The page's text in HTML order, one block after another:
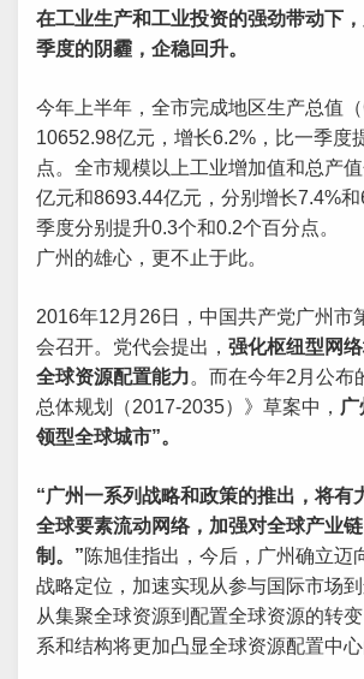
在工业生产和工业投资的强劲带动下
季度的阴霾，企稳回升。
今年上半年，全市完成地区生产总值（
10652.98亿元，增长6.2%，比一季度
点。全市规模以上工业增加值和总产
亿元和8693.44亿元，分别增长7.4%
季度分别提升0.3个和0.2个百分点。
广州的雄心，更不止于此。
2016年12月26日，中国共产党广州市
会召开。党代会提出， 强化枢纽型网
全球资源配置能力。而在今年2月公布
总体规划（2017-2035）》草案中， 广
领型全球城市”。
“广州一系列战略和政策的推出，将有
全球要素流动网络，加强对全球产业
制。”陈旭佳指出，今后，广州确立迈
战略定位，加速实现从参与国际市场到
从集聚全球资源到配置全球资源的转
系和结构将更加凸显全球资源配置中心